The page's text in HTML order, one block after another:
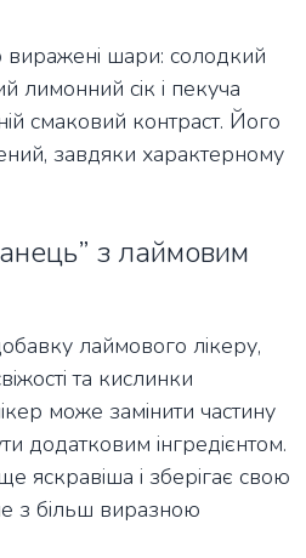
виражені шари: солодкий
лимонний сік і пекуча
смаковий контраст. Його
завдяки характерному
з лаймовим
лаймового лікеру,
та кислинки
може замінити частину
додатковим інгредієнтом.
яскравіша і зберігає свою
з більш виразною